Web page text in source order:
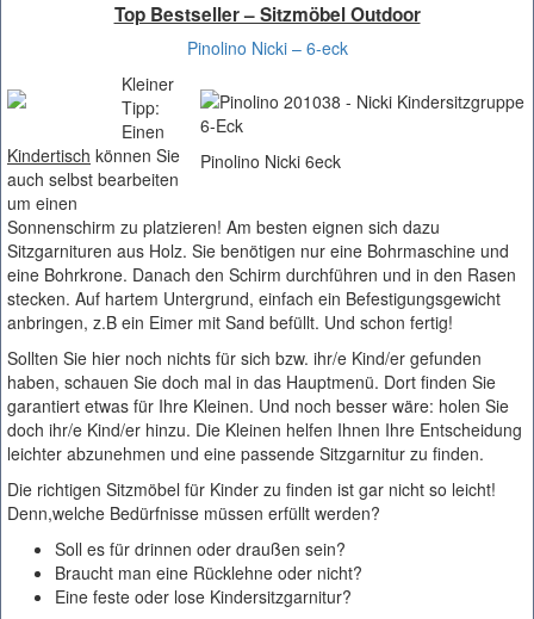
Top Bestseller – Sitzmöbel Outdoor
Pinolino Nicki – 6-eck
Pinolino Nicki 6eck
Kleiner
Tipp:
Einen
Kindertisch können Sie
auch selbst bearbeiten
um einen
Sonnenschirm zu platzieren! Am besten eignen sich dazu
Sitzgarnituren aus Holz. Sie benötigen nur eine Bohrmaschine und
eine Bohrkrone. Danach den Schirm durchführen und in den Rasen
stecken. Auf hartem Untergrund, einfach ein Befestigungsgewicht
anbringen, z.B ein Eimer mit Sand befüllt. Und schon fertig!
Sollten Sie hier noch nichts für sich bzw. ihr/e Kind/er gefunden
haben, schauen Sie doch mal in das Hauptmenü. Dort finden Sie
garantiert etwas für Ihre Kleinen. Und noch besser wäre: holen Sie
doch ihr/e Kind/er hinzu. Die Kleinen helfen Ihnen Ihre Entscheidung
leichter abzunehmen und eine passende Sitzgarnitur zu finden.
Die richtigen Sitzmöbel für Kinder zu finden ist gar nicht so leicht!
Denn,welche Bedürfnisse müssen erfüllt werden?
Soll es für drinnen oder draußen sein?
Braucht man eine Rücklehne oder nicht?
Eine feste oder lose Kindersitzgarnitur?